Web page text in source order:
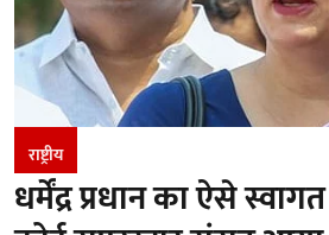
राष्ट्रीय
धर्मेंद्र प्रधान का ऐसे